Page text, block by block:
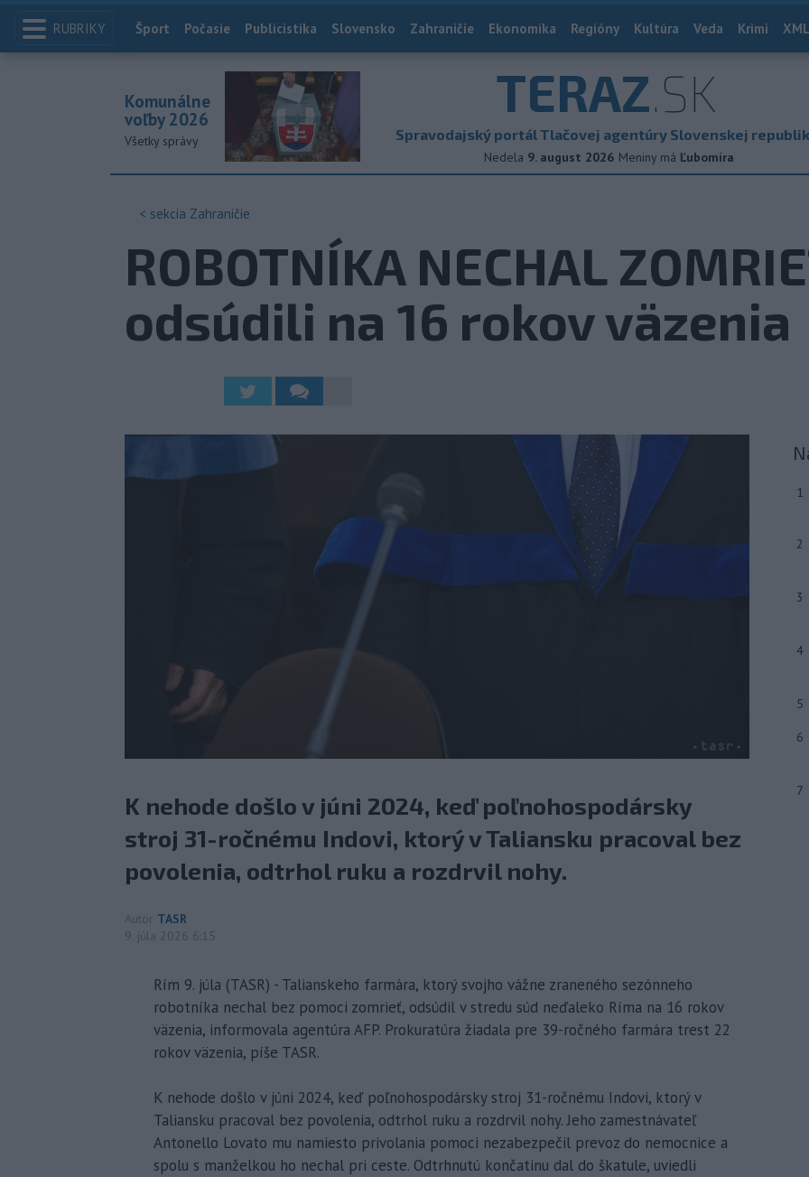
RUBRIKY Index
Šport Počasie Publicistika Slovensko Zahraničie Ekonomika Regióny Kultúra Veda Krimi
TERAZ.SK
Spravodajský portál Tlačovej agentúry Slovenskej
Nedela 9. august 2026 Meniny má Ľubomíra
Komunálne
voľby 2026
Všetky správy
< sekcia Zahraničie
ROBOTNÍKA NECHAL
odsúdili na 16 rokov väzenia
K nehode došlo v júni 2024, keď poľnohospodársky
stroj 31-ročnému Indovi, ktorý v Taliansku pracoval bez
povolenia, odtrhol ruku a rozdrvil nohy.
Autor TASR
9. júla 2026 6:15
Rím 9. júla (TASR) - Talianskeho farmára, ktorý svojho vážne zraneného sezónneho
robotníka nechal bez pomoci zomrieť, odsúdil v stredu súd neďaleko Ríma na 16 rokov
väzenia, informovala agentúra AFP. Prokuratúra žiadala pre 39-ročného farmára trest 22
rokov väzenia, píše TASR.
K nehode došlo v júni 2024, keď poľnohospodársky stroj 31-ročnému Indovi, ktorý v
Taliansku pracoval bez povolenia, odtrhol ruku a rozdrvil nohy. Jeho zamestnávateľ
Antonello Lovato mu namiesto privolania pomoci nezabezpečil prevoz do nemocnice a
spolu s manželkou ho nechal pri ceste. Odtrhnutú končatinu dal do škatule, uviedli
1
2
3
4
5
6
7